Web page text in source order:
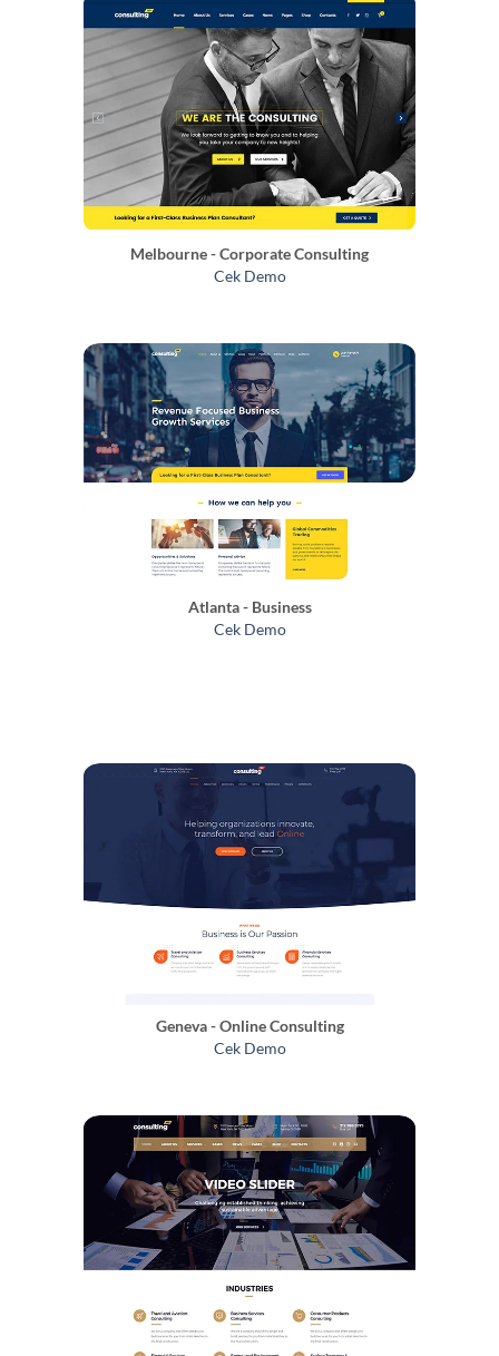
Melbourne - Corporate Consulting
Cek Demo
Atlanta - Business
Cek Demo
Geneva - Online Consulting
Cek Demo